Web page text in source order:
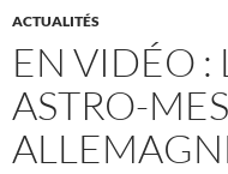
ACTUALITÉS
EN VIDÉO :
ASTRO-